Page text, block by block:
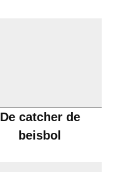
De catcher de
beisbol